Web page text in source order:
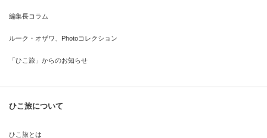
編集長コラム
ルーク・オザワ、Photoコレクション
「ひこ旅」からのお知らせ
ひこ旅について
ひこ旅とは